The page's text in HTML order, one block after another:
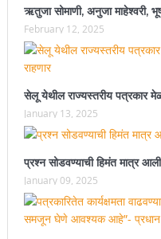
ऋतुजा सोमाणी, अनुजा
February 12, 2025
सेलू येथील राज्यस्तरीय पत्रकार
January 13, 2025
प्रश्न सोडवण्याची हिमंत मात्र
January 09, 2025